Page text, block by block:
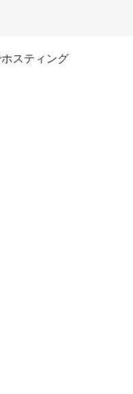
スティング